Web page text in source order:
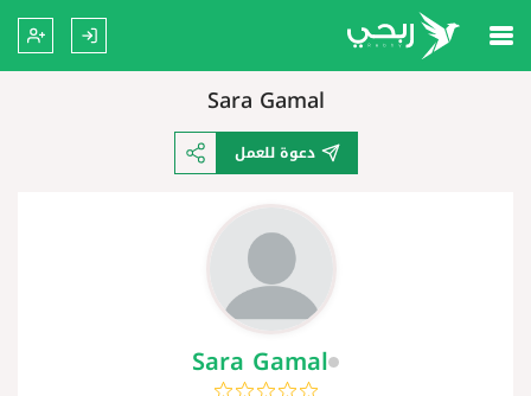
Sara Gamal
دعوة للعمل
Sara Gamal